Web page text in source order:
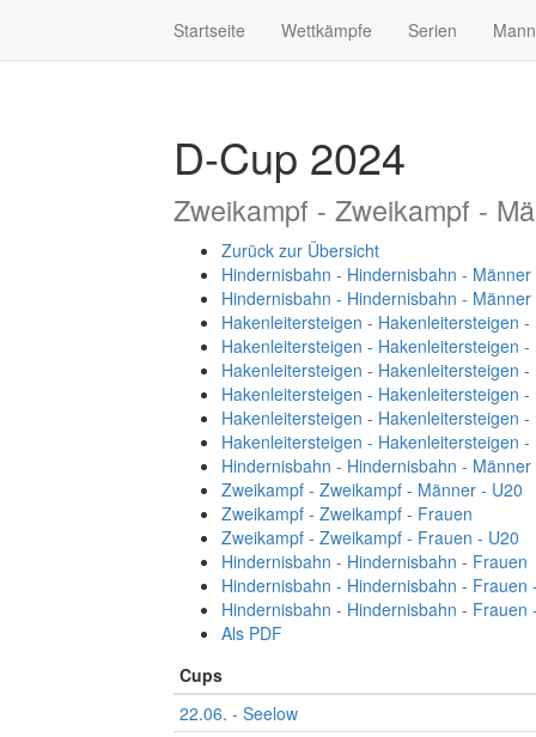
Startseite Wettkämpfe Serien
D-Cup 2024
Zweikampf - Zweikampf -
Zurück zur Übersicht
Hindernisbahn - Hindernisbahn - Männer
Hindernisbahn - Hindernisbahn -
Hakenleitersteigen - Hakenleitersteigen
Hakenleitersteigen - Hakenleitersteigen -
Hakenleitersteigen - Hakenleitersteigen
Hakenleitersteigen - Hakenleitersteigen
Hakenleitersteigen - Hakenleitersteigen
Hakenleitersteigen - Hakenleitersteigen
Hindernisbahn - Hindernisbahn -
Zweikampf - Zweikampf - Männer - U20
Zweikampf - Zweikampf - Frauen
Zweikampf - Zweikampf - Frauen - U20
Hindernisbahn - Hindernisbahn - Frauen
Hindernisbahn - Hindernisbahn - Frauen
Hindernisbahn - Hindernisbahn - Frauen
Als PDF
Cups
22.06. - Seelow